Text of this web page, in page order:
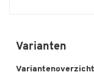
Varianten